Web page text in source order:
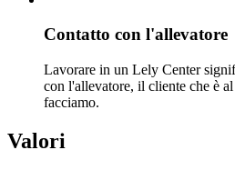
Contatto con l'allevatore
Lavorare in un Lely Center
con l'allevatore, il cliente che è
facciamo.
Valori